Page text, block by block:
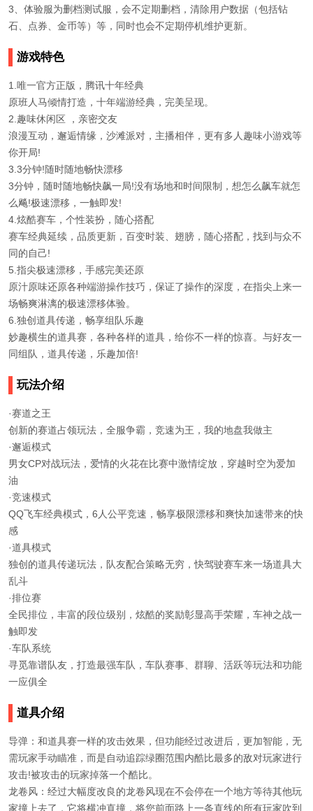
3、体验服为删档测试服，会不定期删档，清除用户数据（包括钻
石、点券、金币等）等，同时也会不定期停机维护更新。
游戏特色
1.唯一官方正版，腾讯十年经典
原班人马倾情打造，十年端游经典，完美呈现。
2.趣味休闲区 ，亲密交友
浪漫互动，邂逅情缘，沙滩派对，主播相伴，更有多人趣味小游戏等
你开局!
3.3分钟!随时随地畅快漂移
3分钟，随时随地畅快飙一局!没有场地和时间限制，想怎么飙车就怎
么飚!极速漂移，一触即发!
4.炫酷赛车，个性装扮，随心搭配
赛车经典延续，品质更新，百变时装、翅膀，随心搭配，找到与众不
同的自己!
5.指尖极速漂移，手感完美还原
原汁原味还原各种端游操作技巧，保证了操作的深度，在指尖上来一
场畅爽淋漓的极速漂移体验。
6.独创道具传递，畅享组队乐趣
妙趣横生的道具赛，各种各样的道具，给你不一样的惊喜。与好友一
同组队，道具传递，乐趣加倍!
玩法介绍
·赛道之王
创新的赛道占领玩法，全服争霸，竞速为王，我的地盘我做主
·邂逅模式
男女CP对战玩法，爱情的火花在比赛中激情绽放，穿越时空为爱加
油
·竞速模式
QQ飞车经典模式，6人公平竞速，畅享极限漂移和爽快加速带来的快
感
·道具模式
独创的道具传递玩法，队友配合策略无穷，快驾驶赛车来一场道具大
乱斗
·排位赛
全民排位，丰富的段位级别，炫酷的奖励彰显高手荣耀，车神之战一
触即发
·车队系统
寻觅靠谱队友，打造最强车队，车队赛事、群聊、活跃等玩法和功能
一应俱全
道具介绍
导弹：和道具赛一样的攻击效果，但功能经过改进后，更加智能，无
需玩家手动瞄准，而是自动追踪绿圈范围内酷比最多的敌对玩家进行
攻击!被攻击的玩家掉落一个酷比。
龙卷风：经过大幅度改良的龙卷风现在不会停在一个地方等待其他玩
家撞上去了，它将横冲直撞，将您前面路上一条直线的所有玩家吹到